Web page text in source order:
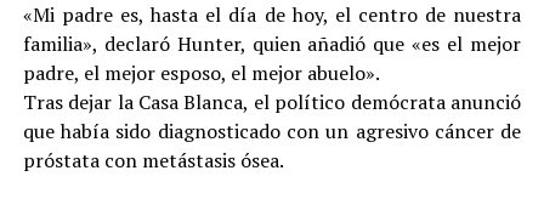
«Mi padre es, hasta el día de hoy, el centro de nuestra
familia», declaró Hunter, quien añadió que «es el mejor
padre, el mejor esposo, el mejor abuelo».
Tras dejar la Casa Blanca, el político demócrata anunció
que había sido diagnosticado con un agresivo cáncer de
próstata con metástasis ósea.